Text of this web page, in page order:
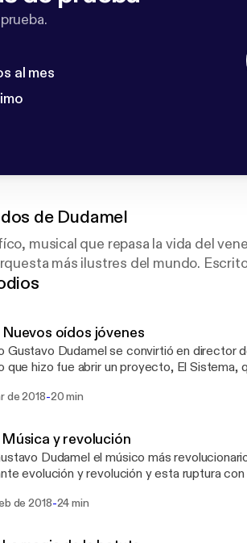
al mes
de Dudamel
musical que repasa la vida del
más ilustres del mundo.
oídos jóvenes
Gustavo Dudamel se convirtió en director
que hizo fue abrir un proyecto, El
niñas y niñas. Dudamel creció en ese
un instrumento, le otorgas la posibilidad de
espíritu y belleza. Ahí está lo transformador
de 2018-20 min
y revolución
Dudamel el músico más
evolución y revolución y esta ruptura
de unión, un puente que aúna culturas. Por
música cambiando mundos allá donde va
de 2018-24 min